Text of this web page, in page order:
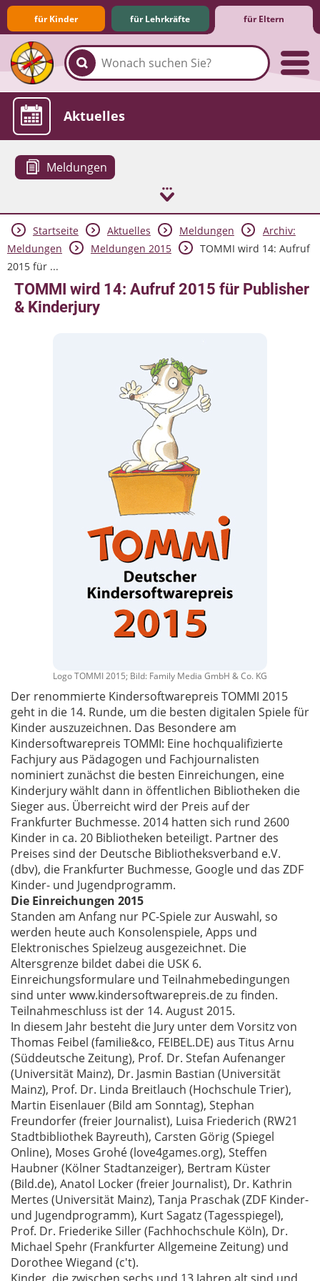
für Kinder für Lehrkräfte für Eltern
Familie & Medien
Spieletipps & Lernsoftware
Die Jüngsten im Netz
Lexikon
Aktuelles
Meldungen
Startseite Aktuelles Meldungen
Archiv:
Meldungen
Meldungen 2015
TOMMI wird 14: Aufruf
2015 für ...
TOMMI wird 14: Aufruf 2015 für Publisher
& Kinderjury
Logo TOMMI 2015; Bild: Family Media GmbH & Co. KG
Der renommierte Kindersoftwarepreis TOMMI 2015
geht in die 14. Runde, um die besten digitalen Spiele für
Kinder auszuzeichnen. Das Besondere am
Kindersoftwarepreis TOMMI: Eine hochqualifizierte
Fachjury aus Pädagogen und Fachjournalisten
nominiert zunächst die besten Einreichungen, eine
Kinderjury wählt dann in öffentlichen Bibliotheken die
Sieger aus. Überreicht wird der Preis auf der
Frankfurter Buchmesse. 2014 hatten sich rund 2600
Kinder in ca. 20 Bibliotheken beteiligt. Partner des
Preises sind der Deutsche Bibliotheksverband e.V.
(dbv), die Frankfurter Buchmesse, Google und das ZDF
Kinder- und Jugendprogramm.
Die Einreichungen 2015
Standen am Anfang nur PC-Spiele zur Auswahl, so
werden heute auch Konsolenspiele, Apps und
Elektronisches Spielzeug ausgezeichnet. Die
Altersgrenze bildet dabei die USK 6.
Einreichungsformulare und Teilnahmebedingungen
sind unter www.kindersoftwarepreis.de zu finden.
Teilnahmeschluss ist der 14. August 2015.
In diesem Jahr besteht die Jury unter dem Vorsitz von
Thomas Feibel (familie&co, FEIBEL.DE) aus Titus Arnu
(Süddeutsche Zeitung), Prof. Dr. Stefan Aufenanger
(Universität Mainz), Dr. Jasmin Bastian (Universität
Mainz), Prof. Dr. Linda Breitlauch (Hochschule Trier),
Martin Eisenlauer (Bild am Sonntag), Stephan
Freundorfer (freier Journalist), Luisa Friederich (RW21
Stadtbibliothek Bayreuth), Carsten Görig (Spiegel
Online), Moses Grohé (love4games.org), Steffen
Haubner (Kölner Stadtanzeiger), Bertram Küster
(Bild.de), Anatol Locker (freier Journalist), Dr. Kathrin
Mertes (Universität Mainz), Tanja Praschak (ZDF Kinder-
und Jugendprogramm), Kurt Sagatz (Tagesspiegel),
Prof. Dr. Friederike Siller (Fachhochschule Köln), Dr.
Michael Spehr (Frankfurter Allgemeine Zeitung) und
Dorothee Wiegand (c't).